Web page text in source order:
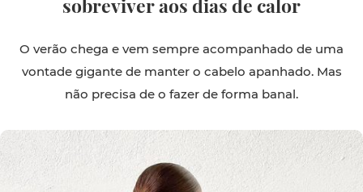
sobreviver aos dias de calor
O verão chega e vem sempre acompanhado de uma
vontade gigante de manter o cabelo apanhado. Mas
não precisa de o fazer de forma banal.